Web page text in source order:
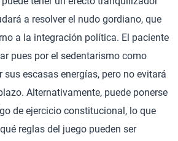
a resolver el nudo gordiano, que
a la integración política. El paciente
pues por el sedentarismo como
sus escasas energías, pero no evitará
Alternativamente, puede ponerse
de ejercicio constitucional, lo que
reglas del juego pueden ser